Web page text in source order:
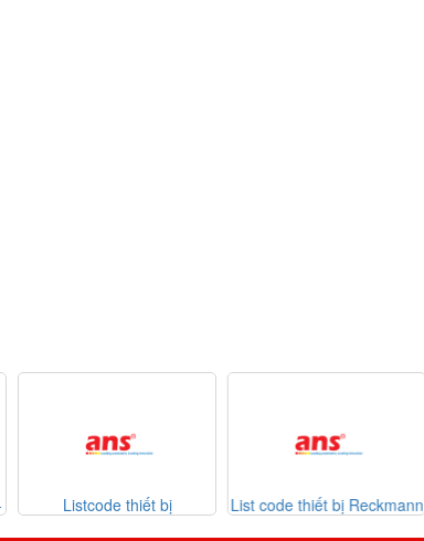
Listcode thiết bị
List code thiết bị Reckmann